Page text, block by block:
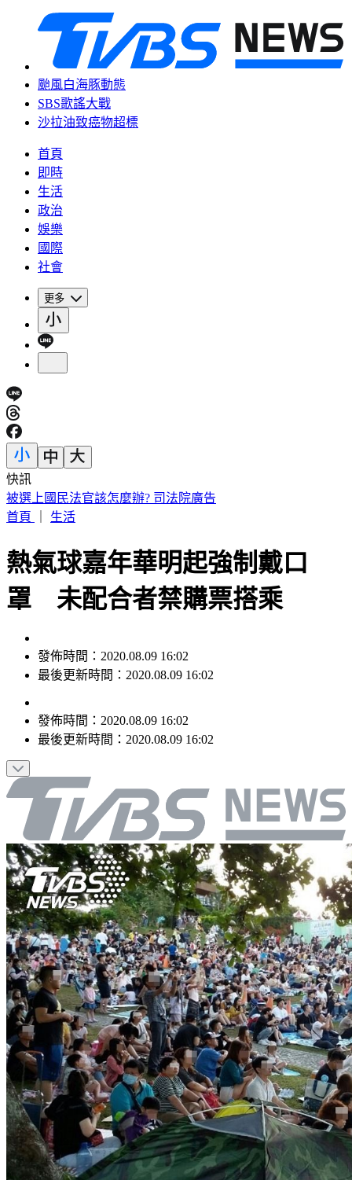
颱風白海豚動態
SBS歌謠大戰
沙拉油致癌物超標
首頁
即時
生活
政治
娛樂
國際
社會
更多
快訊
台南關廟深夜惡火！汽車零件、食品廠狂燒 橘紅烈焰駭人
首頁
生活
熱氣球嘉年華明起強制戴口
罩 未配合者禁購票搭乘
發佈時間：2020.08.09 16:02
最後更新時間：2020.08.09 16:02
發佈時間： 2020.08.09 16:02
最後更新時間： 2020.08.09 16:02